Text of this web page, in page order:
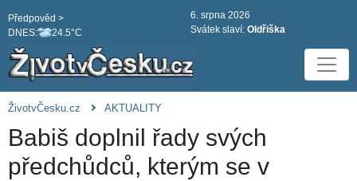
DNES: 24.5°C
Předpověd >
6. srpna 2026
Svátek slaví: Oldřiška
ŽivotvČesku.cz AKTUALITY
Babiš doplnil řady svých
předchůdců, kterým se v